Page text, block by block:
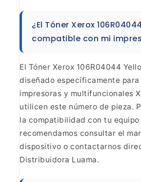
¿El Tóner Xerox
compatible con mi
El Tóner Xerox 106R04044
diseñado específicamente
impresoras y multifuncionales
utilicen este número de pieza.
la compatibilidad con tu
recomendamos consultar el
dispositivo o contactarnos
Distribuidora Luama.